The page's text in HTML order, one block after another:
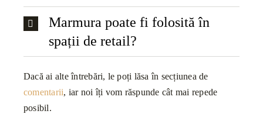
Marmura poate fi folosită în
spații de retail?
Dacă ai alte întrebări, le poți lăsa în secțiunea de
comentarii, iar noi îți vom răspunde cât mai repede
posibil.